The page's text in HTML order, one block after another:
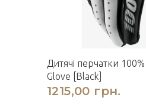
Дитячі перчатки
Glove [Black]
1215,00 грн.